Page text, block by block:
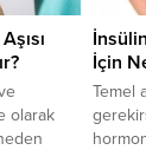
olarak
İçin
Temel